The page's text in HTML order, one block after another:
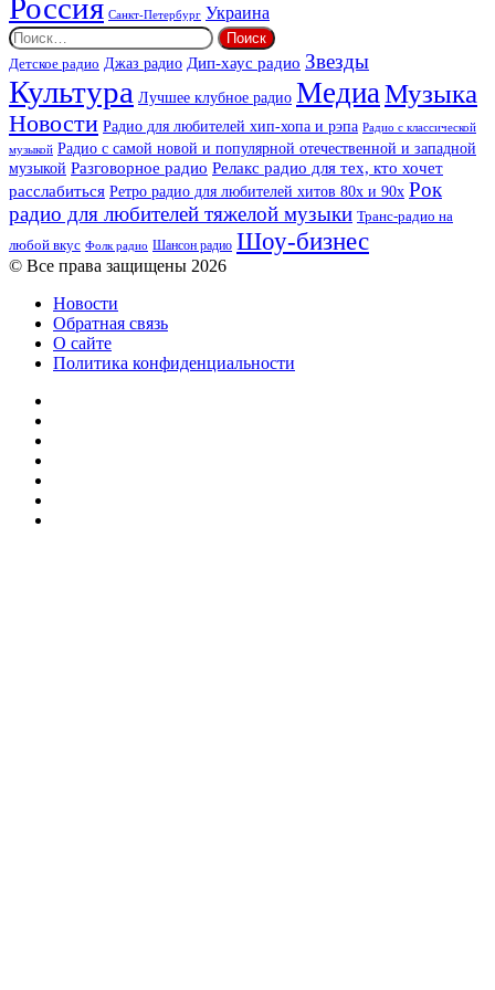
Россия Санкт-Петербург Украина
Найти:
Детское радио Джаз радио Дип-хаус радио Звезды
Культура Лучшее клубное радио МедиаМузыка
Новости Радио для любителей хип-хопа и рэпа Радио с классической
музыкой Радио с самой новой и популярной отечественной и западной
музыкой Разговорное радио Релакс радио для тех, кто хочет
расслабиться Ретро радио для любителей хитов 80х и 90х Рок
радио для любителей тяжелой музыки Транс-радио на
любой вкус Фолк радио Шансон радио Шоу-бизнес
© Все права защищены 2026
Новости
Обратная связь
О сайте
Политика конфиденциальности